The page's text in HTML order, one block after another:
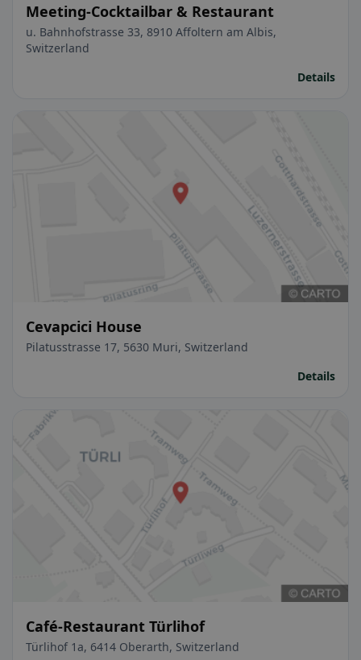
Meeting-Cocktailbar & Restaurant
u. Bahnhofstrasse 33, 8910 Affoltern am Albis,
Switzerland
Details
Cevapcici House
Pilatusstrasse 17, 5630 Muri, Switzerland
Details
Café-Restaurant Türlihof
Türlihof 1a, 6414 Oberarth, Switzerland